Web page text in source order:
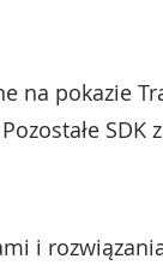
na pokazie
SDK
i